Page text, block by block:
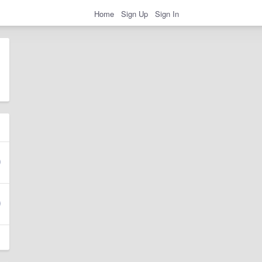
Home Sign Up Sign In